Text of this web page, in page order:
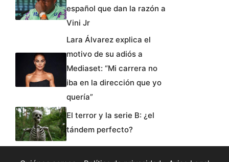
español que dan la razón a
Vini Jr
Lara Álvarez explica el
motivo de su adiós a
Mediaset: “Mi carrera no
iba en la dirección que yo
quería”
El terror y la serie B: ¿el
tándem perfecto?